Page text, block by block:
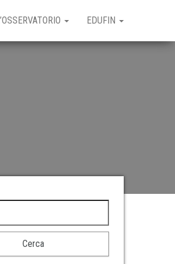
EDUFIN